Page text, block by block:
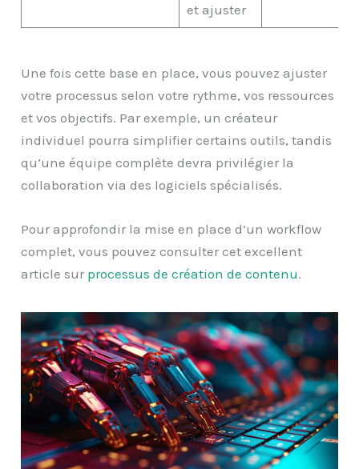
et ajuster
Une fois cette base en place, vous pouvez ajuster
votre processus selon votre rythme, vos ressources
et vos objectifs. Par exemple, un créateur
individuel pourra simplifier certains outils, tandis
qu’une équipe complète devra privilégier la
collaboration via des logiciels spécialisés.
Pour approfondir la mise en place d’un workflow
complet, vous pouvez consulter cet excellent
article sur processus de création de contenu.